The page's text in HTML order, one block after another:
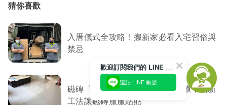
猜你喜歡
入厝儀式全攻略！搬新家必看入宅習俗與
禁忌
磁磚「膨拱」怎麼辦？免敲打破壞，創新
工法讓磁磚服服貼貼
歡迎訂閱我們的 LINE 官方帳號
連結 LINE 帳號